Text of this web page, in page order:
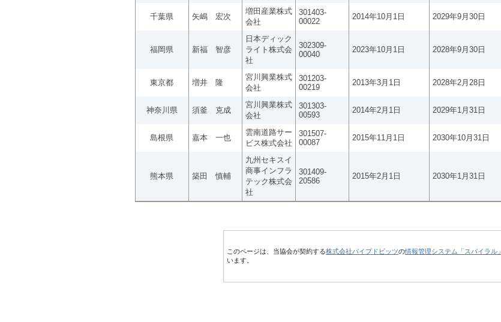
千葉県 矢嶋 宏次
増田産業株式
会社
301403-
00022
2014年10月1日 2029年9月30日
福岡県 新福 智彦
日本ディック
ライト株式会
社
302309-
00040
2023年10月1日 2028年9月30日
東京都 増井 隆
宮川興業株式
会社
301203-
00219
2013年3月1日 2028年2月28日
神奈川県 須釜 克成
宮川興業株式
会社
301303-
00593
2014年2月1日 2029年1月31日
島根県 嘉本 一也
雲南道路サー
ビス株式会社
301507-
00087
2015年11月1日 2030年10月31日
熊本県 築田 慎輔
九州セキスイ
商事インフラ
テック株式会
社
301409-
20586
2015年2月1日 2030年1月31日
このページは、当協会が契約する株式会社パイプドビッツの情報管理システム「スパイラル」
います。